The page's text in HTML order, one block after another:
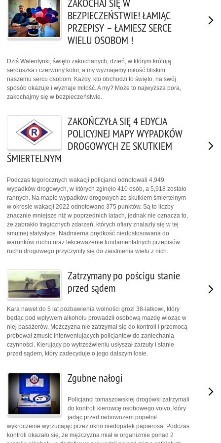
ZAKOCHAJ SIĘ W
BEZPIECZEŃSTWIE! ŁAMIĄC
PRZEPISY – ŁAMIESZ SERCE
WIELU OSOBOM !
Dziś Walentynki, święto zakochanych, dzień, w którym królują
serduszka i czerwony kolor, a my wyznajemy miłość bliskim
naszemu sercu osobom. Każdy, kto obchodzi to święto, na swój
sposób okazuje i wyznaje miłość. A my? Może to najwyższa pora,
zakochajmy się w bezpieczeństwie.
ZAKOŃCZYŁA SIĘ 4 EDYCJA
POLICYJNEJ MAPY WYPADKÓW
DROGOWYCH ZE SKUTKIEM
ŚMIERTELNYM
Podczas tegorocznych wakacji policjanci odnotowali 4,949
wypadków drogowych, w których zginęło 410 osób, a 5,918 zostało
rannych. Na mapie wypadków drogowych ze skutkiem śmiertelnym
w okresie wakacji 2022 odnotowano 375 punktów. Są to liczby
znacznie mniejsze niż w poprzednich latach, jednak nie oznacza to,
że zabrakło tragicznych zdarzeń, których ofiary znalazły się w tej
smutnej statystyce. Nadmierna prędkość niedostosowana do
warunków ruchu oraz lekceważenie fundamentalnych przepisów
ruchu drogowego przyczyniły się do zaistnienia wielu z nich.
Zatrzymany po pościgu stanie
przed sądem
Kara nawet do 5 lat pozbawienia wolności grozi 38-latkowi, który
będąc pod wpływem alkoholu prowadził osobową mazdę wioząc w
niej pasażerów. Mężczyzna nie zatrzymał się do kontroli i przemocą
próbował zmusić interweniujących policjantów do zaniechania
czynności. Kierujący po wytrzeźwieniu usłyszał zarzuty i stanie
przed sądem, który zadecyduje o jego dalszym losie.
Zgubne nałogi
Policjanci tomaszowskiej drogówki zatrzymali
do kontroli kierowcę osobowego volvo, który
jadąc przed radiowozem popełnił
wykroczenie wyrzucając przez okno niedopałek papierosa. Podczas
kontroli okazało się, że mężczyzna miał w organizmie ponad 2